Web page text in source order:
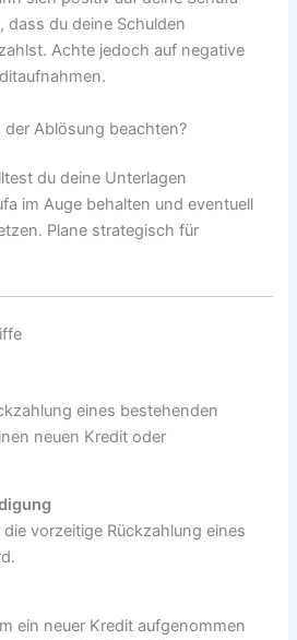
dass du deine Schulden
Achte jedoch auf negative
der Ablösung beachten?
du deine Unterlagen
im Auge behalten und eventuell
Plane strategisch für
eines bestehenden
neuen Kredit oder
die vorzeitige Rückzahlung eines
ein neuer Kredit aufgenommen